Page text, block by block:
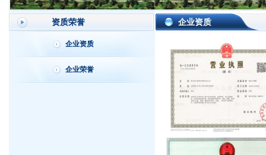
企业资质
资质荣誉
企业资质
企业荣誉